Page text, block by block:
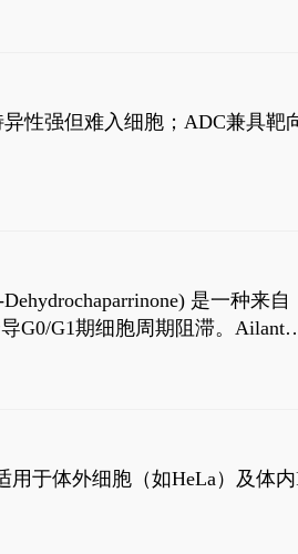
性强但难入细胞；ADC兼具靶
是一种来自
G0/G1期细胞周期阻滞。
和309 nM。
于体外细胞（如HeLa）及体内